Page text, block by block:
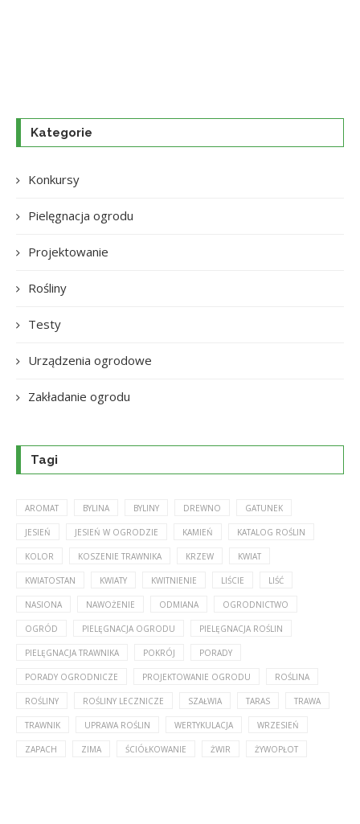
Kategorie
Konkursy
Pielęgnacja ogrodu
Projektowanie
Rośliny
Testy
Urządzenia ogrodowe
Zakładanie ogrodu
Tagi
AROMAT BYLINA BYLINY DREWNO GATUNEK
JESIEŃ JESIEŃ W OGRODZIE KAMIEŃ KATALOG ROŚLIN
KOLOR KOSZENIE TRAWNIKA KRZEW KWIAT
KWIATOSTAN KWIATY KWITNIENIE LIŚCIE LIŚĆ
NASIONA NAWOŻENIE ODMIANA OGRODNICTWO
OGRÓD PIELĘGNACJA OGRODU PIELĘGNACJA ROŚLIN
PIELĘGNACJA TRAWNIKA POKRÓJ PORADY
PORADY OGRODNICZE PROJEKTOWANIE OGRODU ROŚLINA
ROŚLINY ROŚLINY LECZNICZE SZAŁWIA TARAS TRAWA
TRAWNIK UPRAWA ROŚLIN WERTYKULACJA WRZESIEŃ
ZAPACH ZIMA ŚCIÓŁKOWANIE ŻWIR ŻYWOPŁOT